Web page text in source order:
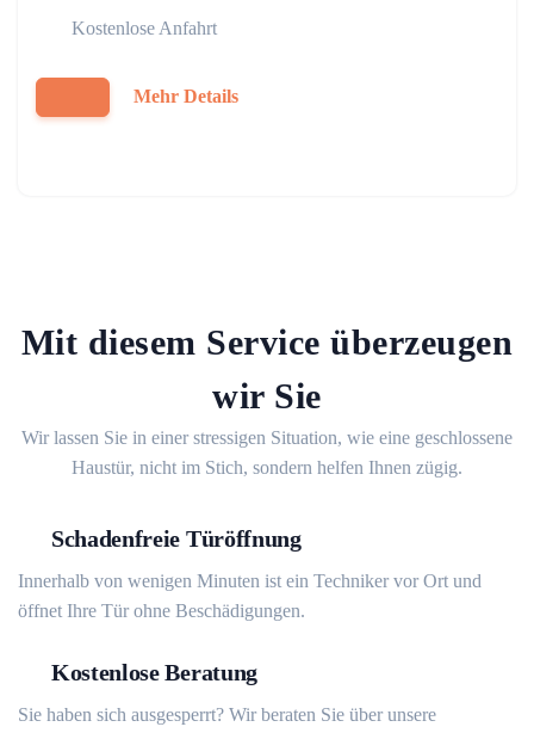
Kostenlose Anfahrt
Mehr Details
Mit diesem Service überzeugen
wir Sie
Wir lassen Sie in einer stressigen Situation, wie eine geschlossene
Haustür, nicht im Stich, sondern helfen Ihnen zügig.
Schadenfreie Türöffnung
Innerhalb von wenigen Minuten ist ein Techniker vor Ort und
öffnet Ihre Tür ohne Beschädigungen.
Kostenlose Beratung
Sie haben sich ausgesperrt? Wir beraten Sie über unsere